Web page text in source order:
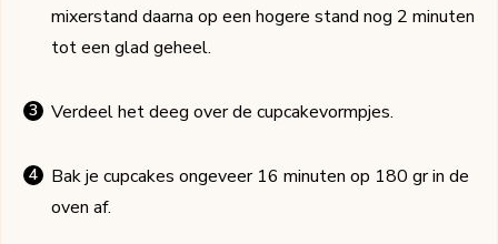
mixerstand daarna op een hogere stand nog 2 minuten
tot een glad geheel.
Verdeel het deeg over de cupcakevormpjes.
Bak je cupcakes ongeveer 16 minuten op 180 gr in de
oven af.